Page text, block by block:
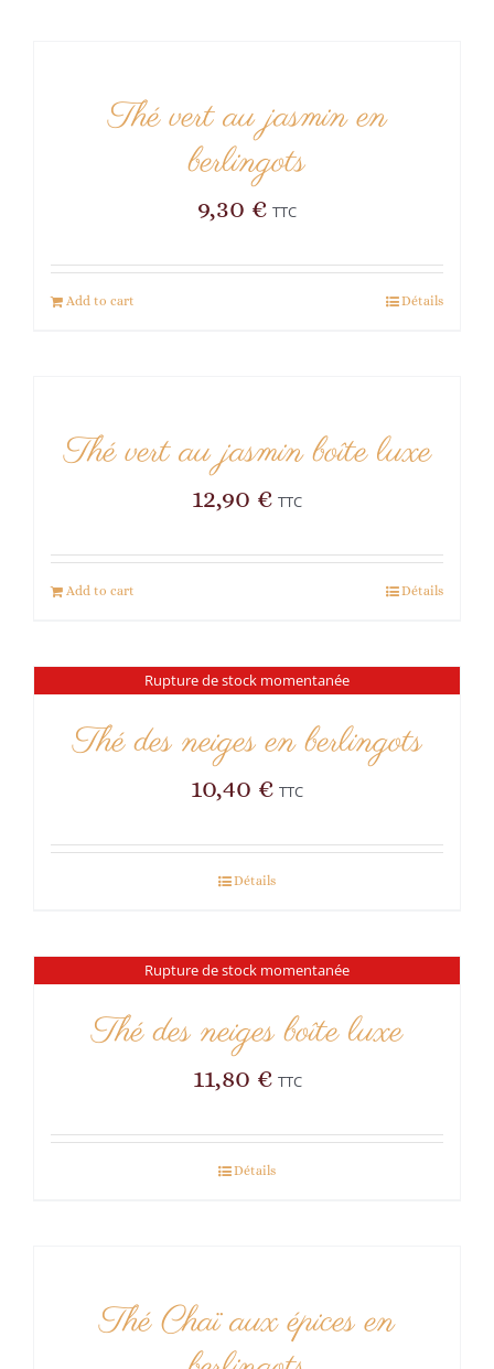
Thé vert au jasmin en
berlingots
9,30 € TTC
Add to cart Détails
Thé vert au jasmin boîte luxe
12,90 € TTC
Add to cart Détails
Rupture de stock momentanée
Thé des neiges en berlingots
10,40 € TTC
Détails
Rupture de stock momentanée
Thé des neiges boîte luxe
11,80 € TTC
Détails
Thé Chaï aux épices en